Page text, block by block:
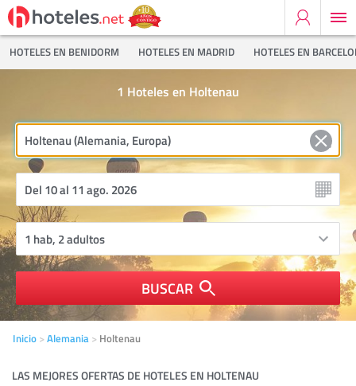
HOTELES EN BENIDORM HOTELES EN MADRID HOTELES EN
Hoteles en Holtenau
1
BUSCAR
Inicio Alemania Holtenau
LAS MEJORES OFERTAS DE HOTELES EN HOLTENAU